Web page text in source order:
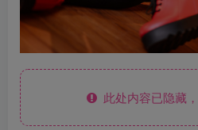
此处内容已隐藏